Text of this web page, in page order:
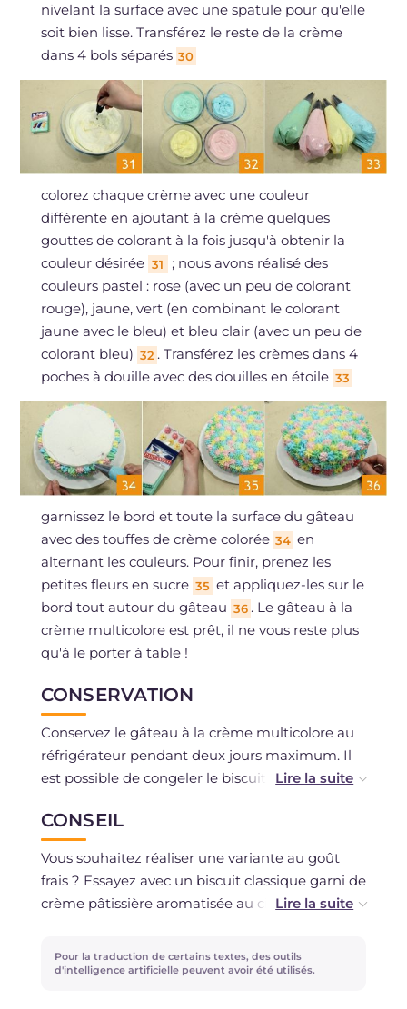
nivelant la surface avec une spatule pour qu'elle
soit bien lisse. Transférez le reste de la crème
dans 4 bols séparés 30
colorez chaque crème avec une couleur
différente en ajoutant à la crème quelques
gouttes de colorant à la fois jusqu'à obtenir la
couleur désirée 31
; nous avons réalisé des
couleurs pastel : rose (avec un peu de colorant
rouge), jaune, vert (en combinant le colorant
jaune avec le bleu) et bleu clair (avec un peu de
colorant bleu) 32 . Transférez les crèmes dans 4
poches à douille avec des douilles en étoile 33
garnissez le bord et toute la surface du gâteau
avec des touffes de crème colorée 34 en
alternant les couleurs. Pour finir, prenez les
petites fleurs en sucre 35 et appliquez-les sur le
bord tout autour du gâteau 36 . Le gâteau à la
crème multicolore est prêt, il ne vous reste plus
qu'à le porter à table !
CONSERVATION
Conservez le gâteau à la crème multicolore au
réfrigérateur pendant deux jours maximum. Il
est possible de congeler le biscuit non garni et
Conservez la crème chantilly au réfrigérateur
pendant deux jours.
CONSEIL
Vous souhaitez réaliser une variante au goût
frais ? Essayez avec un biscuit classique garni de
crème pâtissière aromatisée au citron et de
Pour la traduction de certains textes, des outils
d'intelligence artificielle peuvent avoir été utilisés.